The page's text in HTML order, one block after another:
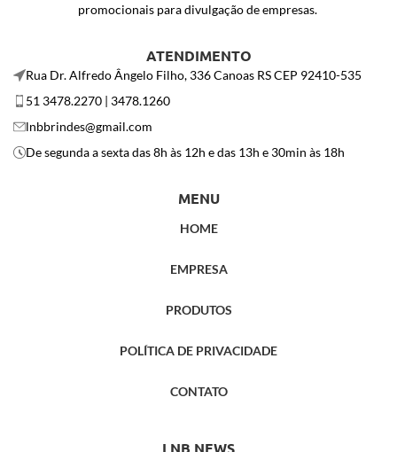
promocionais para divulgação de empresas.
ATENDIMENTO
Rua Dr. Alfredo Ângelo Filho, 336 Canoas RS CEP 92410-535
51 3478.2270 | 3478.1260
lnbbrindes@gmail.com
De segunda a sexta das 8h às 12h e das 13h e 30min às 18h
MENU
HOME
EMPRESA
PRODUTOS
POLÍTICA DE PRIVACIDADE
CONTATO
LNB NEWS